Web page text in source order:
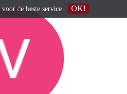
voor de beste service OK!